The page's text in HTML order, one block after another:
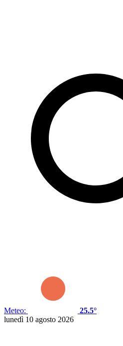
Meteo:
25.5°
lunedì 10 agosto 2026